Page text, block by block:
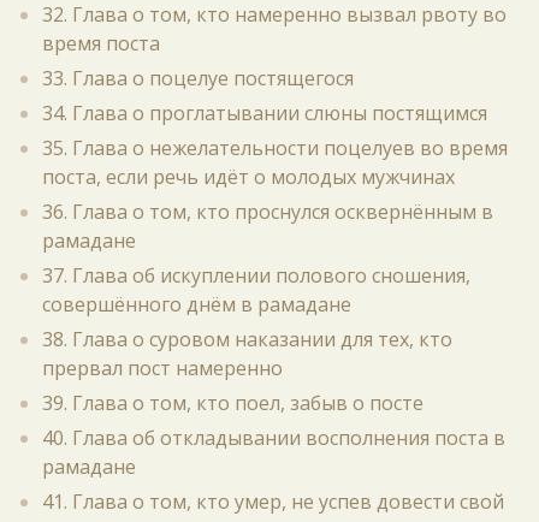
32. Глава о том, кто намеренно вызвал рвоту во
время поста
33. Глава о поцелуе постящегося
34. Глава о проглатывании слюны постящимся
35. Глава о нежелательности поцелуев во время
поста, если речь идёт о молодых мужчинах
36. Глава о том, кто проснулся осквернённым в
рамадане
37. Глава об искуплении полового сношения,
совершённого днём в рамадане
38. Глава о суровом наказании для тех, кто
прервал пост намеренно
39. Глава о том, кто поел, забыв о посте
40. Глава об откладывании восполнения поста в
рамадане
41. Глава о том, кто умер, не успев довести свой